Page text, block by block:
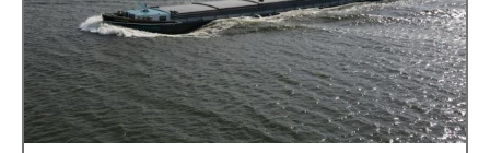
MS Mededinger